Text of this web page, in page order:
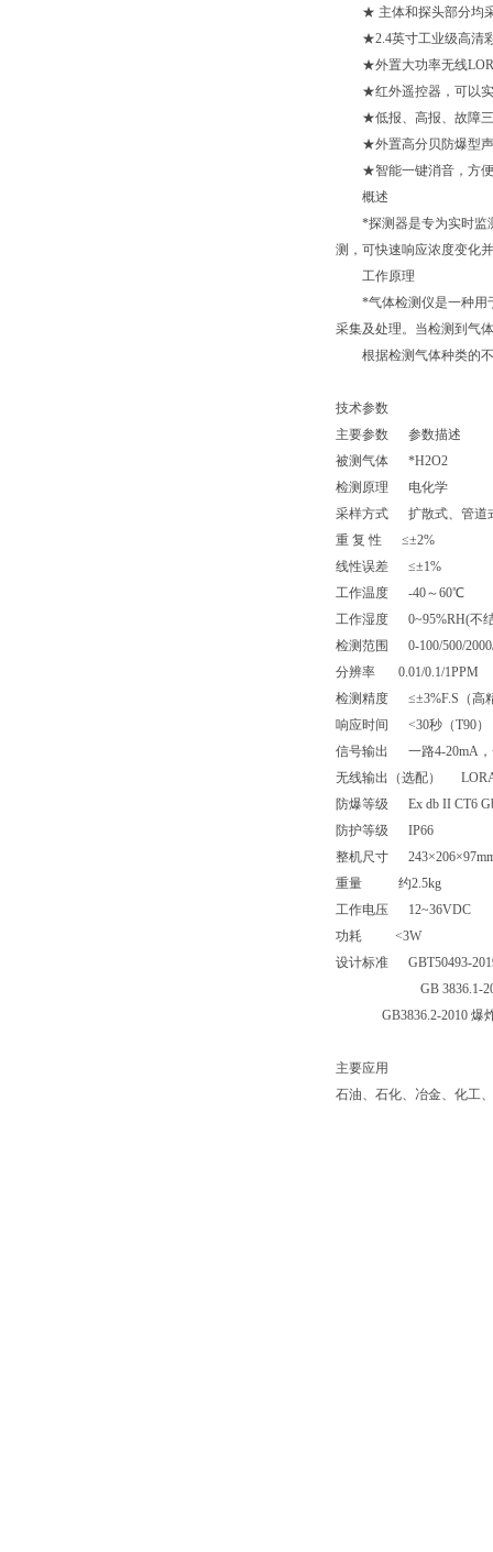
★ 主体和探头部分均采
★2.4英寸工业级高清
★外置大功率无线
★红外遥控器，可以实
★低报、高报、故障三
★外置高分贝防爆型声
★智能一键消音，方便
概述
*探测器是专为实时监
测，可快速响应浓度变化
工作原理
*气体检测仪是一种用于
采集及处理。当检测到气
根据检测气体种类的不
技术参数
主要参数
参数描述
被测气体
*H2O2
检测原理
电化学
采样方式
扩散式、管道
重 复 性
≤±2%
线性误差
≤±1%
工作温度
-40～60℃
工作湿度
0~95%RH(不
检测范围
0-100/500/
分辨率
0.01/0.1/1PPM
检测精度
≤±3%F.S （
响应时间
<30秒（T90）
信号输出
一路4-20mA
无线输出（选配）
防爆等级
Ex db II CT6
防护等级
IP66
整机尺寸
243×206×
重量
约2.5kg
工作电压
12~36VDC
功耗
<3W
设计标准
GBT50493-
GB 3836.1-
GB3836.2-2010 爆
主要应用
石油、石化、冶金、化工